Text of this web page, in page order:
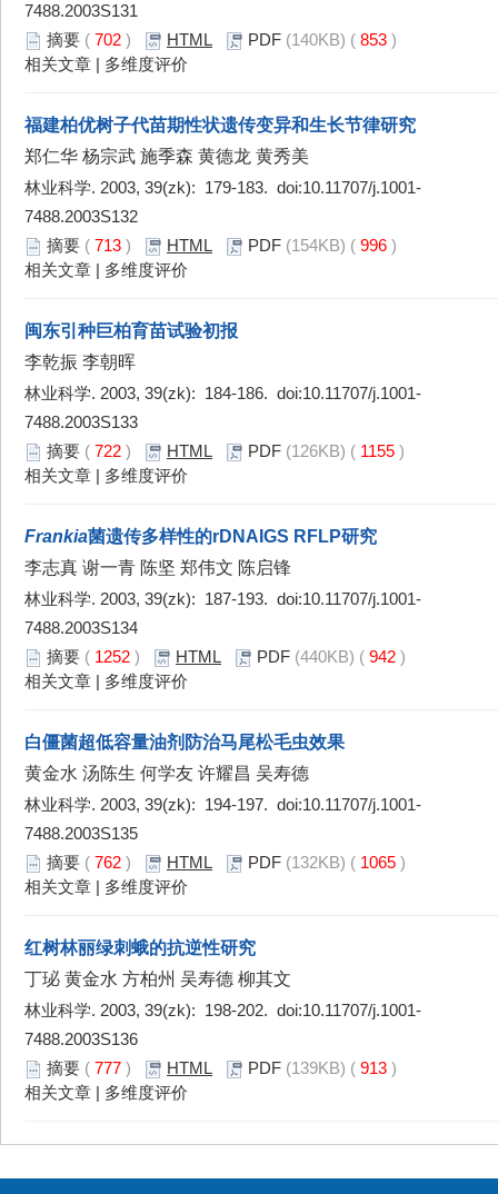
7488.2003S131
摘要 ( 702 ) HTML PDF (140KB) ( 853 )
相关文章
多维度评价
福建柏优树子代苗期性状遗传变异和生长节律研究
郑仁华 杨宗武 施季森 黄德龙 黄秀美
林业科学. 2003, 39(zk): 179-183. doi:10.11707/j.1001-
7488.2003S132
摘要 ( 713 ) HTML PDF (154KB) ( 996 )
相关文章
多维度评价
闽东引种巨柏育苗试验初报
李乾振 李朝晖
林业科学. 2003, 39(zk): 184-186. doi:10.11707/j.1001-
7488.2003S133
摘要 ( 722 ) HTML PDF (126KB) ( 1155 )
相关文章
多维度评价
Frankia菌遗传多样性的rDNAIGS RFLP研究
李志真 谢一青 陈坚 郑伟文 陈启锋
林业科学. 2003, 39(zk): 187-193. doi:10.11707/j.1001-
7488.2003S134
摘要 ( 1252 ) HTML PDF (440KB) ( 942 )
相关文章
多维度评价
白僵菌超低容量油剂防治马尾松毛虫效果
黄金水 汤陈生 何学友 许耀昌 吴寿德
林业科学. 2003, 39(zk): 194-197. doi:10.11707/j.1001-
7488.2003S135
摘要 ( 762 ) HTML PDF (132KB) ( 1065 )
相关文章
多维度评价
红树林丽绿刺蛾的抗逆性研究
丁珌 黄金水 方柏州 吴寿德 柳其文
林业科学. 2003, 39(zk): 198-202. doi:10.11707/j.1001-
7488.2003S136
摘要 ( 777 ) HTML PDF (139KB) ( 913 )
相关文章
多维度评价